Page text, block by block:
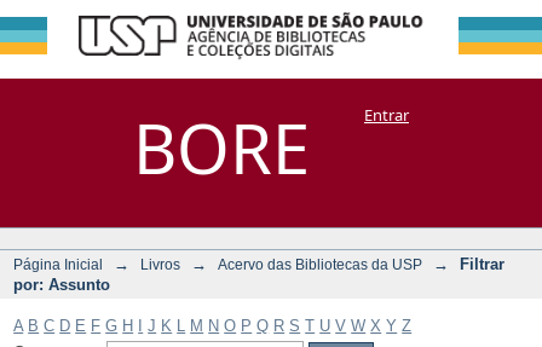
BORE
Filtrar por:
Assunto
DSpace/Manakin + CoriscoEntrar
Página Inicial → Livros → Acervo das Bibliotecas da USP →
Filtrar
por: Assunto
A B C D E F G H J K M N O P Q R S T U V W X Y Z